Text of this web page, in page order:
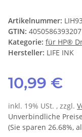
Artikelnummer:
GTIN: 4050586393207
Kategorie: für HP®
Hersteller: LIFE INK
10,99 €
inkl. 19% USt. , zzgl.
Unverbindliche
(Sie sparen 26.68%,